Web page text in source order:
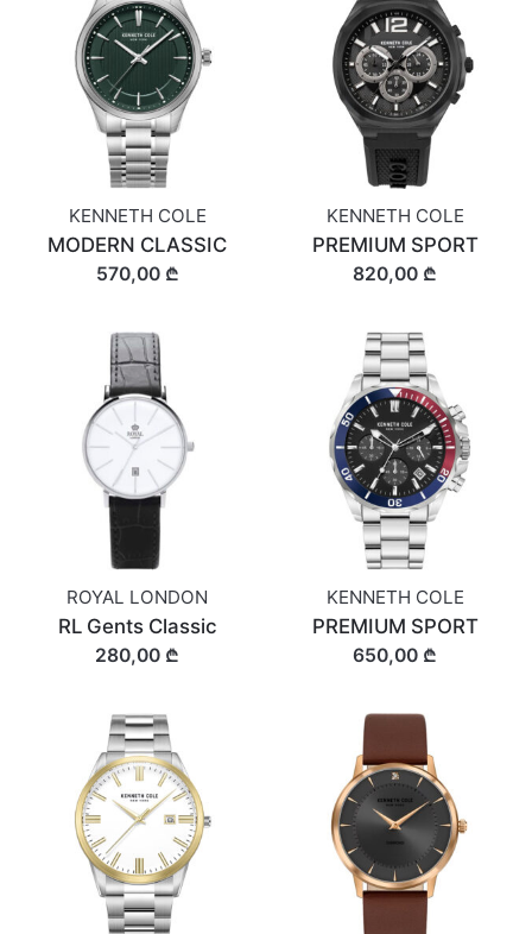
KENNETH COLE
MODERN CLASSIC
570,00 ₾
KENNETH COLE
PREMIUM SPORT
820,00 ₾
ROYAL LONDON
RL Gents Classic
280,00 ₾
KENNETH COLE
PREMIUM SPORT
650,00 ₾